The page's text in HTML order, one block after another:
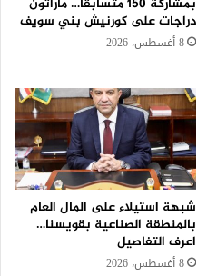
دراجات على كورنيش بني سويف
8 أغسطس، 2026
شبهة استيلاء على المال العام
بالمنطقة الصناعية بقويسنا…
اعرف التفاصيل
8 أغسطس، 2026